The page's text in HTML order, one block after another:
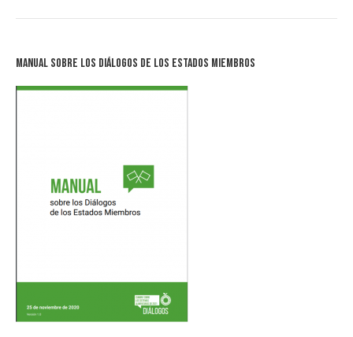
Manual sobre los Diálogos de los Estados Miembros